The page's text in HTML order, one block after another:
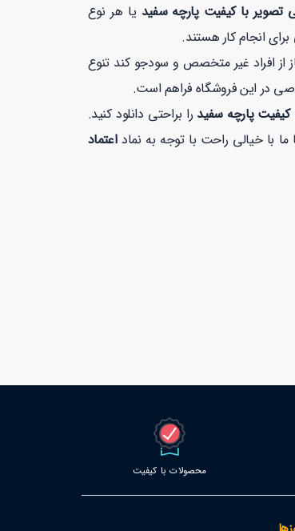
تصویر با کیفیت پارچه سفید یا هر نوع
انجام کار هستند.
از افراد غیر متخصص و سودجو کند تنوع
در این فروشگاه فراهم است.
پارچه سفید را براحتی دانلود کنید.
اعتماد
محصولات با کیفیت